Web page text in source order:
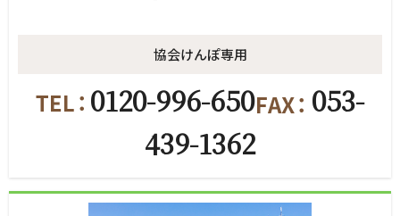
協会けんぽ専用
0120-996-650
053-
439-1362